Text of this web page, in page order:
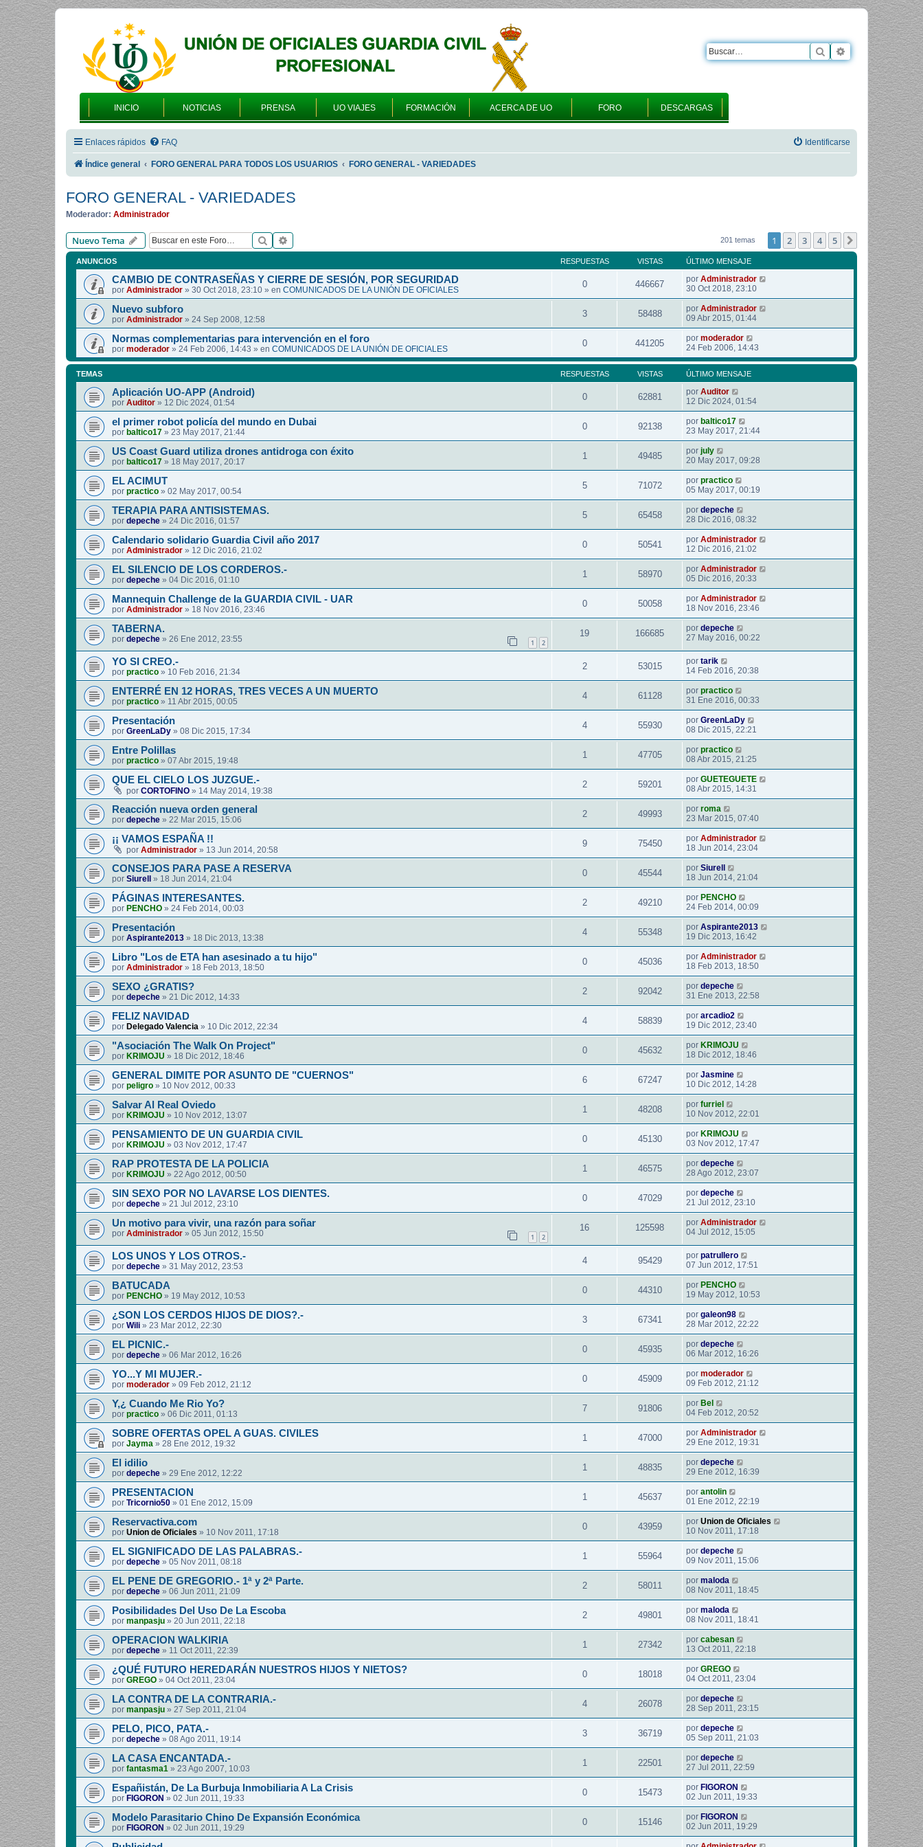
INICIO NOTICIAS PRENSA UO VIAJES FORMACIÓN ACERCA DE UO FORO DESCARGAS
Buscar Búsqueda
Enlaces rápidos FAQ Identificarse
Índice general FORO GENERAL PARA TODOS LOS USUARIOS FORO GENERAL - VARIEDADES
FORO GENERAL - VARIEDADES
Moderador: Administrador
Nuevo Tema Buscar 201 temas 1 2 3 4 5 Siguiente
ANUNCIOS RESPUESTAS VISTAS ÚLTIMO MENSAJE
CAMBIO DE CONTRASEÑAS Y CIERRE DE SESIÓN, POR SEGURIDAD
por Administrador » 30 Oct 2018, 23:10 » en COMUNICADOS DE LA UNIÓN DE OFICIALES
0 446667 por Administrador
30 Oct 2018, 23:10
Nuevo subforo
por Administrador » 24 Sep 2008, 12:58
3 58488 por Administrador
09 Abr 2015, 01:44
Normas complementarias para intervención en el foro
por moderador » 24 Feb 2006, 14:43 » en COMUNICADOS DE LA UNIÓN DE OFICIALES
0 441205 por moderador
24 Feb 2006, 14:43
TEMAS RESPUESTAS VISTAS ÚLTIMO MENSAJE
Aplicación UO-APP (Android)
por Auditor » 12 Dic 2024, 01:54
0 62881 por Auditor
12 Dic 2024, 01:54
el primer robot policía del mundo en Dubai
por baltico17 » 23 May 2017, 21:44
0 92138 por baltico17
23 May 2017, 21:44
US Coast Guard utiliza drones antidroga con éxito
por baltico17 » 18 May 2017, 20:17
1 49485 por july
20 May 2017, 09:28
EL ACIMUT
por practico » 02 May 2017, 00:54
5 71072 por practico
05 May 2017, 00:19
TERAPIA PARA ANTISISTEMAS.
por depeche » 24 Dic 2016, 01:57
5 65458 por depeche
28 Dic 2016, 08:32
Calendario solidario Guardia Civil año 2017
por Administrador » 12 Dic 2016, 21:02
0 50541 por Administrador
12 Dic 2016, 21:02
EL SILENCIO DE LOS CORDEROS.-
por depeche » 04 Dic 2016, 01:10
1 58970 por Administrador
05 Dic 2016, 20:33
Mannequin Challenge de la GUARDIA CIVIL - UAR
por Administrador » 18 Nov 2016, 23:46
0 50058 por Administrador
18 Nov 2016, 23:46
TABERNA.
por depeche » 26 Ene 2012, 23:55 1 2
19 166685 por depeche
27 May 2016, 00:22
YO SI CREO.-
por practico » 10 Feb 2016, 21:34
2 53015 por tarik
14 Feb 2016, 20:38
ENTERRÉ EN 12 HORAS, TRES VECES A UN MUERTO
por practico » 11 Abr 2015, 00:05
4 61128 por practico
31 Ene 2016, 00:33
Presentación
por GreenLaDy » 08 Dic 2015, 17:34
4 55930 por GreenLaDy
08 Dic 2015, 22:21
Entre Polillas
por practico » 07 Abr 2015, 19:48
1 47705 por practico
08 Abr 2015, 21:25
QUE EL CIELO LOS JUZGUE.-
por CORTOFINO » 14 May 2014, 19:38
2 59201 por GUETEGUETE
08 Abr 2015, 14:31
Reacción nueva orden general
por depeche » 22 Mar 2015, 15:06
2 49993 por roma
23 Mar 2015, 07:40
¡¡ VAMOS ESPAÑA !!
por Administrador » 13 Jun 2014, 20:58
9 75450 por Administrador
18 Jun 2014, 23:04
CONSEJOS PARA PASE A RESERVA
por Siurell » 18 Jun 2014, 21:04
0 45544 por Siurell
18 Jun 2014, 21:04
PÁGINAS INTERESANTES.
por PENCHO » 24 Feb 2014, 00:03
2 49210 por PENCHO
24 Feb 2014, 00:09
Presentación
por Aspirante2013 » 18 Dic 2013, 13:38
4 55348 por Aspirante2013
19 Dic 2013, 16:42
Libro "Los de ETA han asesinado a tu hijo"
por Administrador » 18 Feb 2013, 18:50
0 45036 por Administrador
18 Feb 2013, 18:50
SEXO ¿GRATIS?
por depeche » 21 Dic 2012, 14:33
2 92042 por depeche
31 Ene 2013, 22:58
FELIZ NAVIDAD
por Delegado Valencia » 10 Dic 2012, 22:34
4 58839 por arcadio2
19 Dic 2012, 23:40
"Asociación The Walk On Project"
por KRIMOJU » 18 Dic 2012, 18:46
0 45632 por KRIMOJU
18 Dic 2012, 18:46
GENERAL DIMITE POR ASUNTO DE "CUERNOS"
por peligro » 10 Nov 2012, 00:33
6 67247 por Jasmine
10 Dic 2012, 14:28
Salvar Al Real Oviedo
por KRIMOJU » 10 Nov 2012, 13:07
1 48208 por furriel
10 Nov 2012, 22:01
PENSAMIENTO DE UN GUARDIA CIVIL
por KRIMOJU » 03 Nov 2012, 17:47
0 45130 por KRIMOJU
03 Nov 2012, 17:47
RAP PROTESTA DE LA POLICIA
por KRIMOJU » 22 Ago 2012, 00:50
1 46575 por depeche
28 Ago 2012, 23:07
SIN SEXO POR NO LAVARSE LOS DIENTES.
por depeche » 21 Jul 2012, 23:10
0 47029 por depeche
21 Jul 2012, 23:10
Un motivo para vivir, una razón para soñar
por Administrador » 05 Jun 2012, 15:50 1 2
16 125598 por Administrador
04 Jul 2012, 15:05
LOS UNOS Y LOS OTROS.-
por depeche » 31 May 2012, 23:53
4 95429 por patrullero
07 Jun 2012, 17:51
BATUCADA
por PENCHO » 19 May 2012, 10:53
0 44310 por PENCHO
19 May 2012, 10:53
¿SON LOS CERDOS HIJOS DE DIOS?.-
por Wili » 23 Mar 2012, 22:30
3 67341 por galeon98
28 Mar 2012, 22:22
EL PICNIC.-
por depeche » 06 Mar 2012, 16:26
0 45935 por depeche
06 Mar 2012, 16:26
YO...Y MI MUJER.-
por moderador » 09 Feb 2012, 21:12
0 45909 por moderador
09 Feb 2012, 21:12
Y,¿ Cuando Me Rio Yo?
por practico » 06 Dic 2011, 01:13
7 91806 por Bel
04 Feb 2012, 20:52
SOBRE OFERTAS OPEL A GUAS. CIVILES
por Jayma » 28 Ene 2012, 19:32
1 47000 por Administrador
29 Ene 2012, 19:31
El idilio
por depeche » 29 Ene 2012, 12:22
1 48835 por depeche
29 Ene 2012, 16:39
PRESENTACION
por Tricornio50 » 01 Ene 2012, 15:09
1 45637 por antolin
01 Ene 2012, 22:19
Reservactiva.com
por Union de Oficiales » 10 Nov 2011, 17:18
0 43959 por Union de Oficiales
10 Nov 2011, 17:18
EL SIGNIFICADO DE LAS PALABRAS.-
por depeche » 05 Nov 2011, 08:18
1 55964 por depeche
09 Nov 2011, 15:06
EL PENE DE GREGORIO.- 1ª y 2ª Parte.
por depeche » 06 Jun 2011, 21:09
2 58011 por maloda
08 Nov 2011, 18:45
Posibilidades Del Uso De La Escoba
por manpasju » 20 Jun 2011, 22:18
2 49801 por maloda
08 Nov 2011, 18:41
OPERACION WALKIRIA
por depeche » 11 Oct 2011, 22:39
1 27342 por cabesan
13 Oct 2011, 22:18
¿QUÉ FUTURO HEREDARÁN NUESTROS HIJOS Y NIETOS?
por GREGO » 04 Oct 2011, 23:04
0 18018 por GREGO
04 Oct 2011, 23:04
LA CONTRA DE LA CONTRARIA.-
por manpasju » 27 Sep 2011, 21:04
4 26078 por depeche
28 Sep 2011, 23:15
PELO, PICO, PATA.-
por depeche » 08 Ago 2011, 19:14
3 36719 por depeche
05 Sep 2011, 21:03
LA CASA ENCANTADA.-
por fantasma1 » 23 Ago 2007, 10:03
1 22501 por depeche
27 Jul 2011, 22:59
Españistán, De La Burbuja Inmobiliaria A La Crisis
por FIGORON » 02 Jun 2011, 19:33
0 15473 por FIGORON
02 Jun 2011, 19:33
Modelo Parasitario Chino De Expansión Económica
por FIGORON » 02 Jun 2011, 19:29
0 15146 por FIGORON
02 Jun 2011, 19:29